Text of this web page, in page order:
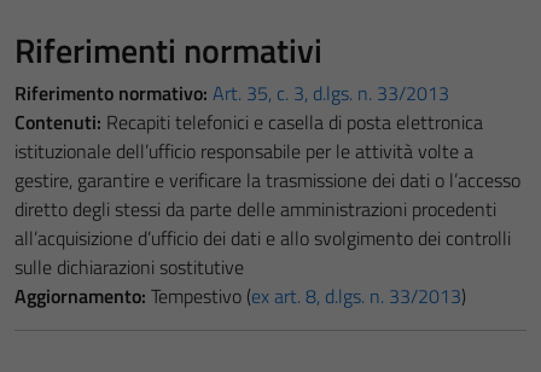
Riferimenti normativi
Riferimento normativo: Art. 35, c. 3, d.lgs. n. 33/2013
Contenuti: Recapiti telefonici e casella di posta elettronica
istituzionale dell’ufficio responsabile per le attività volte a
gestire, garantire e verificare la trasmissione dei dati o l’accesso
diretto degli stessi da parte delle amministrazioni procedenti
all’acquisizione d’ufficio dei dati e allo svolgimento dei controlli
sulle dichiarazioni sostitutive
Aggiornamento: Tempestivo (ex art. 8, d.lgs. n. 33/2013)